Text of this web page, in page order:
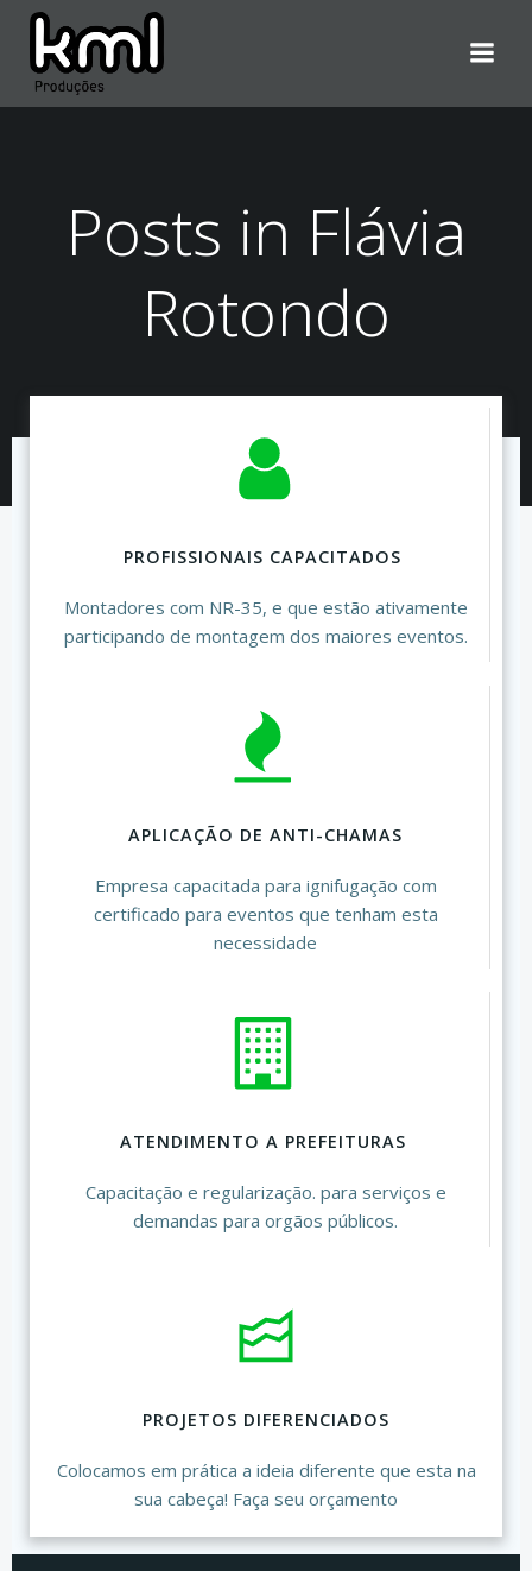
Posts in Flávia
Rotondo
PROFISSIONAIS CAPACITADOS
Montadores com NR-35, e que estão ativamente
participando de montagem dos maiores eventos.
APLICAÇÃO DE ANTI-CHAMAS
Empresa capacitada para ignifugação com
certificado para eventos que tenham esta
necessidade
ATENDIMENTO A PREFEITURAS
Capacitação e regularização. para serviços e
demandas para orgãos públicos.
PROJETOS DIFERENCIADOS
Colocamos em prática a ideia diferente que esta na
sua cabeça! Faça seu orçamento